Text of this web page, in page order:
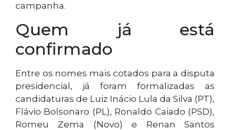
campanha.
Quem já está
confirmado
Entre os nomes mais cotados para a disputa
presidencial, já foram formalizadas as
candidaturas de Luiz Inácio Lula da Silva (PT),
Flávio Bolsonaro (PL), Ronaldo Caiado (PSD),
Romeu Zema (Novo) e Renan Santos